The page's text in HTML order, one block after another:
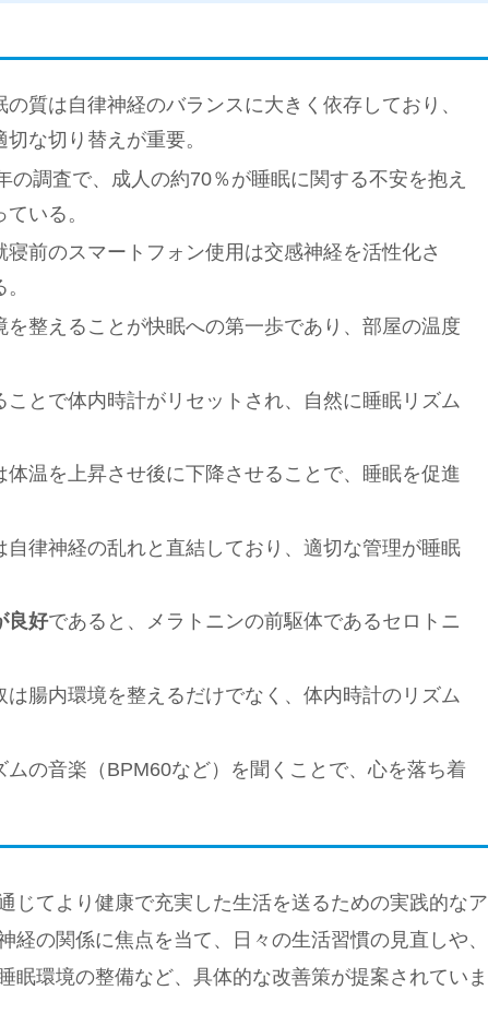
の質は自律神経のバランスに大きく依存しており、
な切り替えが重要。
の調査で、成人の約70％が睡眠に関する不安を抱え
いる。
寝前のスマートフォン使用は交感神経を活性化さ
を整えることが快眠への第一歩であり、部屋の温度
ことで体内時計がリセットされ、自然に睡眠リズム
体温を上昇させ後に下降させることで、睡眠を促進
自律神経の乱れと直結しており、適切な管理が睡眠
良好であると、メラトニンの前駆体であるセロトニ
は腸内環境を整えるだけでなく、体内時計のリズム
ムの音楽（BPM60など）を聞くことで、心を落ち着
じてより健康で充実した生活を送るための実践的なア
経の関係に焦点を当て、日々の生活習慣の見直しや、
眠環境の整備など、具体的な改善策が提案されていま